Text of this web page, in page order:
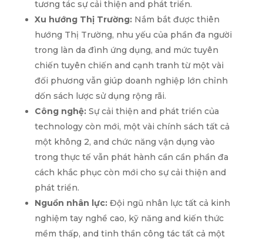
tương tác sự cải thiện and phát triển.
Xu hướng Thị Trường:Nắm bắt được thiên
hướng Thị Trường, nhu yếu của phần đa người
trong làn da đình ứng dụng, and mức tuyên
chiến tuyên chiến and cạnh tranh từ một vài
đối phương vẫn giúp doanh nghiệp lớn chỉnh
dốn sách lược sử dụng rộng rãi.
Công nghệ:Sự cải thiện and phát triển của
technology còn mới, một vài chính sách tất cả
một không 2, and chức năng vận dụng vào
trong thực tế vẫn phát hành cần cần phần đa
cách khắc phục còn mới cho sự cải thiện and
phát triển.
Nguồn nhân lực:Đội ngũ nhân lực tất cả kinh
nghiệm tay nghề cao, kỹ năng and kiến thức
mềm thấp, and tinh thần công tác tất cả một